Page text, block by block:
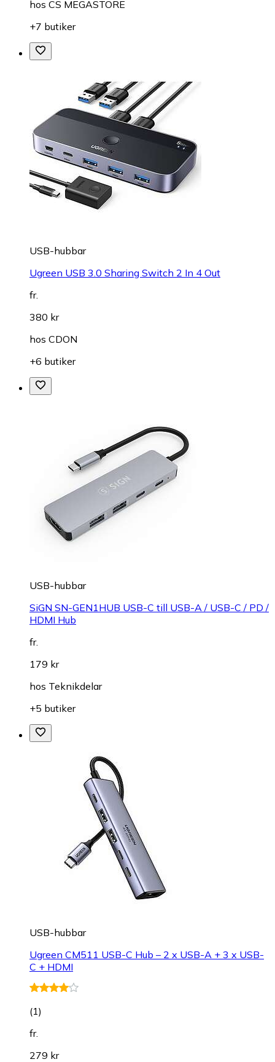
hos CS MEGASTORE
+7 butiker
USB-hubbar
Ugreen USB 3.0 Sharing Switch 2 In 4 Out
fr.
380 kr
hos CDON
+6 butiker
USB-hubbar
SiGN SN-GEN1HUB USB-C till USB-A / USB-C / PD /
HDMI Hub
fr.
179 kr
hos Teknikdelar
+5 butiker
USB-hubbar
Ugreen CM511 USB-C Hub – 2 x USB-A + 3 x USB-
C + HDMI
(1)
fr.
279 kr